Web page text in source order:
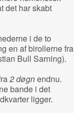
det har skabt
i de to
en af birollerne fra
Bull Sarning).
2 døgnendnu.
bande i det
ligger.